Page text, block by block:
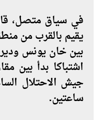
في سياق متصل،
يقيم بالقرب من
بين خان يونس
اشتباكا بدأ بين
ساعتين.